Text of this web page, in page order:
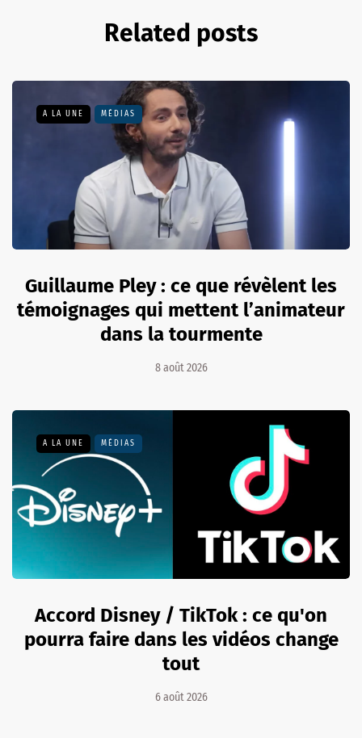
Related posts
A LA UNE MÉDIAS
Guillaume Pley : ce que révèlent les
témoignages qui mettent l’animateur
dans la tourmente
8 août 2026
A LA UNE MÉDIAS
Accord Disney / TikTok : ce qu'on
pourra faire dans les vidéos change
tout
6 août 2026